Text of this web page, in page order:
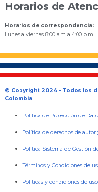
Horarios de
Horarios de correspondencia:
Lunes a viernes 8:00 a.m a 4:00 p.m.
© Copyright 2024 – Todos los
Colombia
Política de Protección de
Política de derechos de
Política Sistema de Gestión
Términos y Condiciones de
Políticas y condiciones de uso